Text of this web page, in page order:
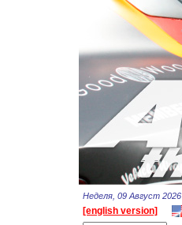
Неделя, 09 Август 2026
[english version]